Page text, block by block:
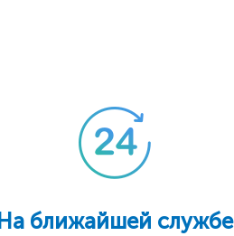
На ближайшей службе